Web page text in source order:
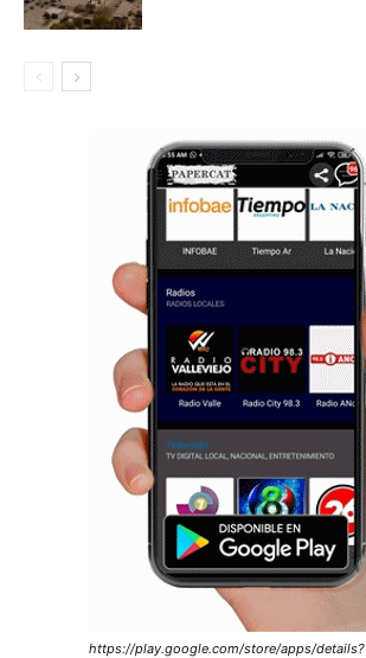
https://play.google.com/store/apps/details?